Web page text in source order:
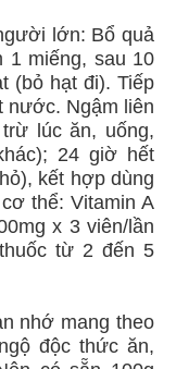
lớn: Bổ quả
1 miếng, sau 10
(bỏ hạt đi). Tiếp
nước. Ngậm liên
lúc ăn, uống,
24 giờ hết
kết hợp dùng
thể: Vitamin A
x 3 viên/lần
từ 2 đến 5
nhớ mang theo
độc thức ăn,